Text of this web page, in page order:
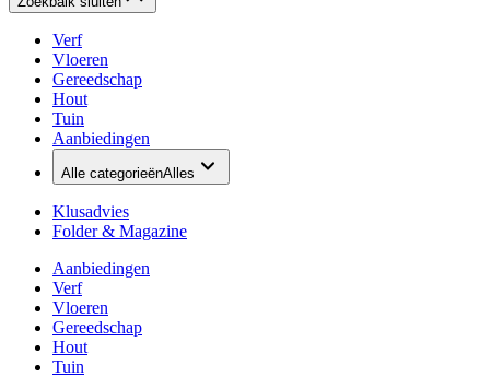
Verf
Vloeren
Gereedschap
Hout
Tuin
Aanbiedingen
Alle categorieënAlles
Klusadvies
Folder & Magazine
Aanbiedingen
Verf
Vloeren
Gereedschap
Hout
Tuin